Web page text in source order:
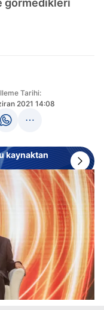
görmedikleri
Tarihi:
2021 14:08
kaynaktan